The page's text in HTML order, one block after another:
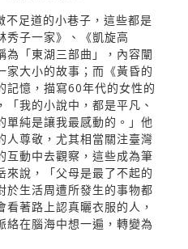
不足道的小巷子，這些都是
秀子一家》、《凱旋高
為「東湖三部曲」，內容闡
家大小的故事；而《黃昏的
記憶，描寫60年代的女性的
我的小說中，都是平凡、
單純是讓我最感動的。」他
人尊敬，尤其相當關注臺灣
互動中去觀察，這些成為筆
來說，「父母是最了不起的
於生活周遭所發生的事物都
著路上認真曬衣服的人，
絡在腦海中想一遍，轉變為